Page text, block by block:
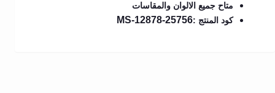
متاح جميع الالوان والمقاسات
كود المنتج :MS-12878-25756